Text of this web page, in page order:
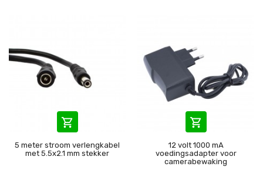

5 meter stroom verlengkabel
met 5.5x2.1 mm stekker

12 volt 1000 mA
voedingsadapter voor
camerabewaking